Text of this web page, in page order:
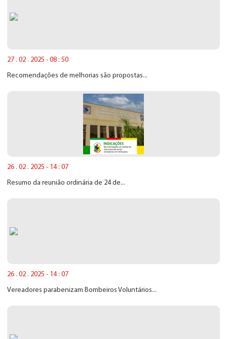
27 . 02 . 2025 - 08 : 50
Recomendações de melhorias são propostas...
26 . 02 . 2025 - 14 : 07
Resumo da reunião ordinária de 24 de...
26 . 02 . 2025 - 14 : 07
Vereadores parabenizam Bombeiros Voluntários...